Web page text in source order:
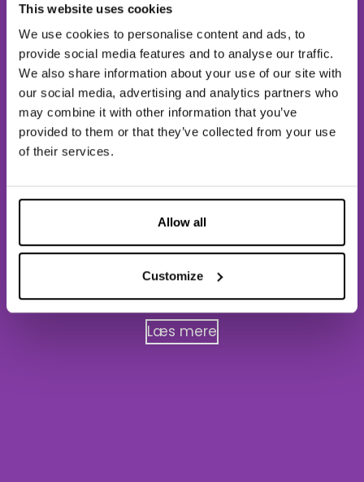
This website uses cookies
We use cookies to personalise content and ads, to
provide social media features and to analyse our traffic.
We also share information about your use of our site with
our social media, advertising and analytics partners who
may combine it with other information that you’ve
provided to them or that they’ve collected from your use
of their services.
Allow all
Customize
PRESIDENT SUMMIT.
"Vi lyste scenen op for alle dem, der i deres
dedikation, innovation og teamwork har
opnået den succes og anerkendelse de har i
Læs mere